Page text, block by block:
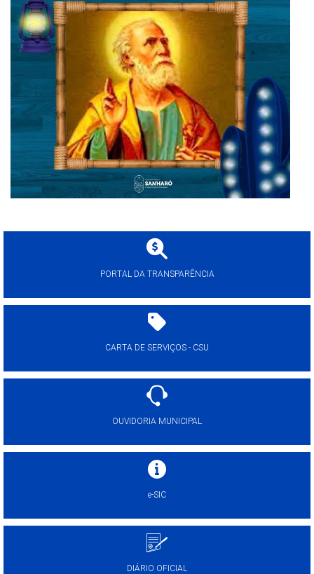
PORTAL DA TRANSPARÊNCIA
CARTA DE SERVIÇOS - CSU
OUVIDORIA MUNICIPAL
e-SIC
DIÁRIO OFICIAL